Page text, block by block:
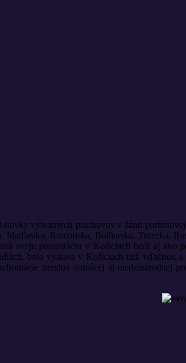
výtvarných pozdravov v žánri
Maďarska, Rumunska, Bulharska, Turecka,
svoju prezentáciu v Košiciach berú aj ako
bola výstava v Košiciach tiež vďačnou
trendov domácej aj medzinárodnej